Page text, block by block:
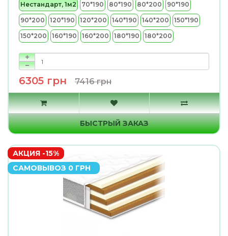
Нестандарт, 1м2
70*190 80*190 80*200 90*190
90*200 120*190 120*200 140*190 140*200 150*190
150*200 160*190 160*200 180*190 180*200
6305 грн 7416 грн
БЫСТРЫЙ ЗАКАЗ
АКЦИЯ -15%
САМОВЫВОЗ 0 ГРН